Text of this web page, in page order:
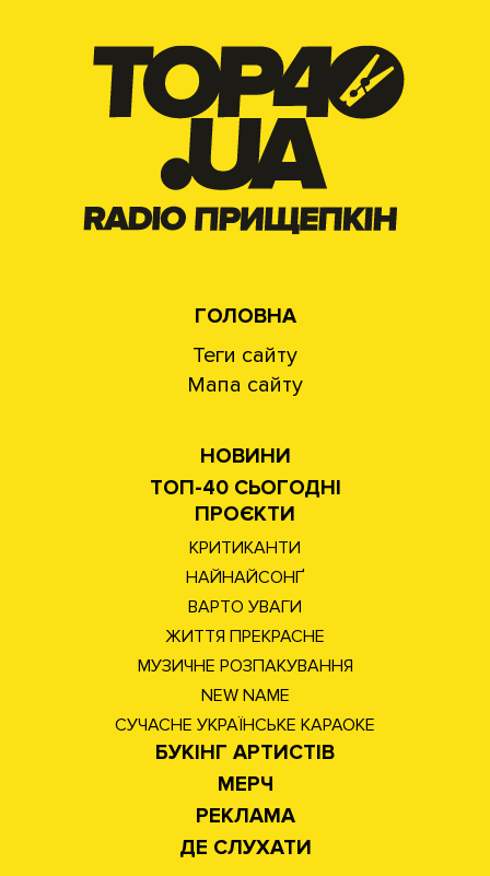
ГОЛОВНА
Теги сайту
Мапа сайту
НОВИНИ
ТОП-40 СЬОГОДНІ
ПРОЄКТИ
КРИТИКАНТИ
НАЙНАЙСОНҐ
ВАРТО УВАГИ
ЖИТТЯ ПРЕКРАСНЕ
МУЗИЧНЕ РОЗПАКУВАННЯ
NEW NAME
СУЧАСНЕ УКРАЇНСЬКЕ КАРАОКЕ
БУКІНГ АРТИСТІВ
МЕРЧ
РЕКЛАМА
ДЕ СЛУХАТИ